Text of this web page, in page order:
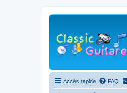
Accès rapide FAQ